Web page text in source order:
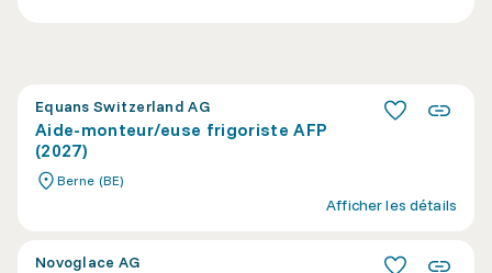
Equans Switzerland AG
Aide-monteur/euse frigoriste AFP
(2027)
Berne (BE)
Afficher les détails
Novoglace AG